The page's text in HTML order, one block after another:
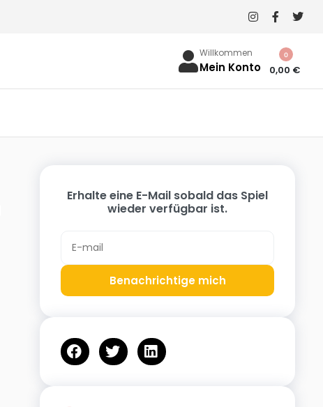
Willkommen
Mein Konto 0,00 €
0
Erhalte eine E-Mail sobald das Spiel
wieder verfügbar ist.
Benachrichtige mich